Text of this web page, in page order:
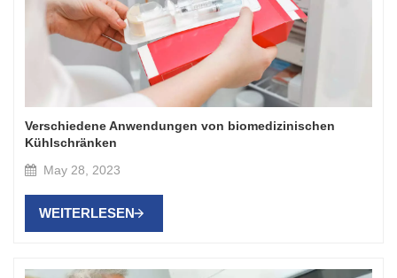
Verschiedene Anwendungen von biomedizinischen
Kühlschränken
May 28, 2023
WEITERLESEN